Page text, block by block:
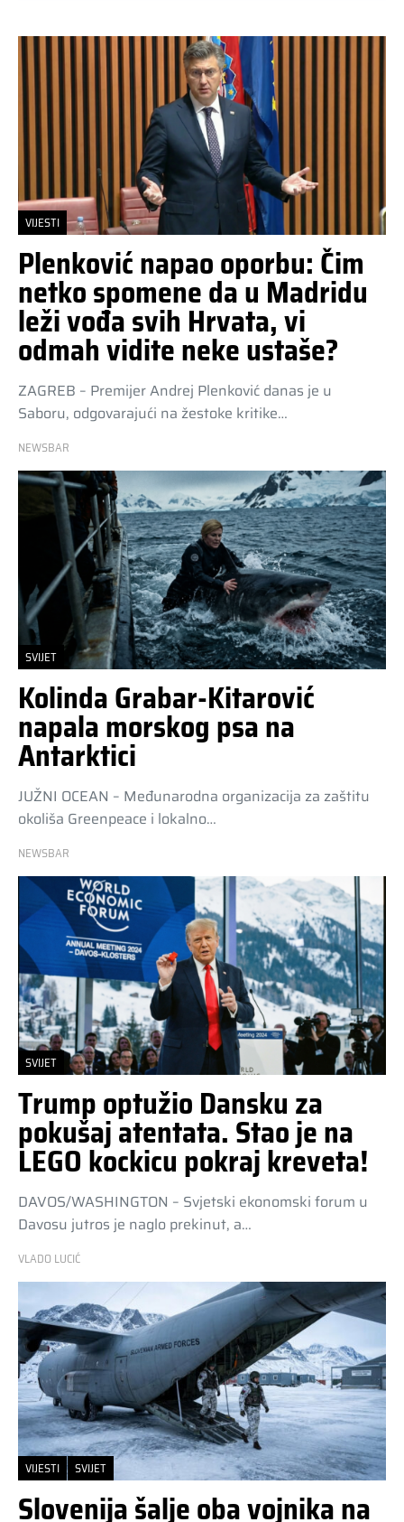
VIJESTI
Plenković napao oporbu: Čim
netko spomene da u Madridu
leži vođa svih Hrvata, vi
odmah vidite neke ustaše?
ZAGREB – Premijer Andrej Plenković danas je u
Saboru, odgovarajući na žestoke kritike…
NEWSBAR
SVIJET
Kolinda Grabar-Kitarović
napala morskog psa na
Antarktici
JUŽNI OCEAN – Međunarodna organizacija za zaštitu
okoliša Greenpeace i lokalno…
NEWSBAR
SVIJET
Trump optužio Dansku za
pokušaj atentata. Stao je na
LEGO kockicu pokraj kreveta!
DAVOS/WASHINGTON – Svjetski ekonomski forum u
Davosu jutros je naglo prekinut, a…
VLADO LUCIĆ
VIJESTI SVIJET
Slovenija šalje oba vojnika na